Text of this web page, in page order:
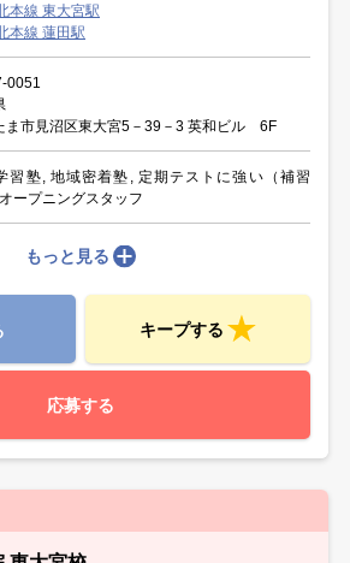
本線 東大宮駅
本線 蓮田駅
0051
ま市見沼区東大宮5－39－3 英和ビル 6F
習塾, 地域密着塾, 定期テストに強い（補習
ープニングスタッフ
もっと見る
キープする
応募する